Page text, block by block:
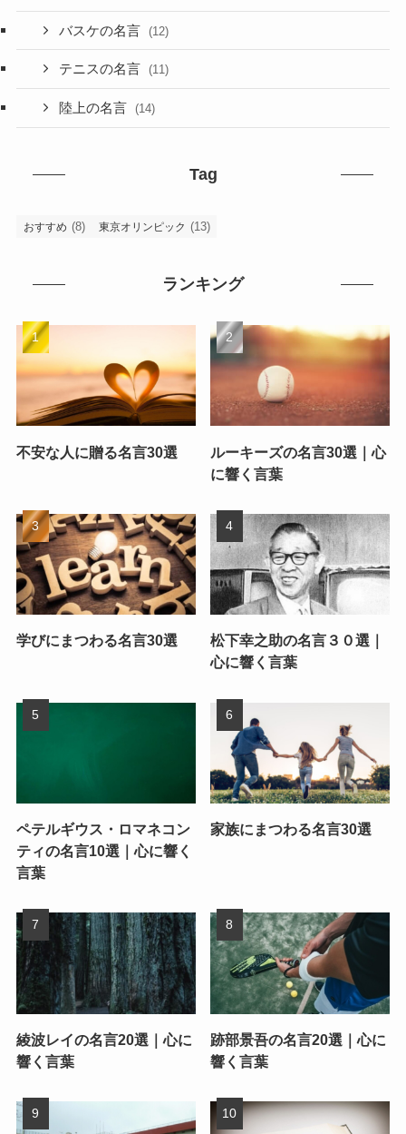
バスケの名言 (12)
テニスの名言 (11)
陸上の名言 (14)
Tag
おすすめ (8) 東京オリンピック (13)
ランキング
不安な人に贈る名言30選
ルーキーズの名言30選｜心
に響く言葉
学びにまつわる名言30選
松下幸之助の名言３０選｜
心に響く言葉
ペテルギウス・ロマネコン
ティの名言10選｜心に響く
言葉
家族にまつわる名言30選
綾波レイの名言20選｜心に
響く言葉
跡部景吾の名言20選｜心に
響く言葉